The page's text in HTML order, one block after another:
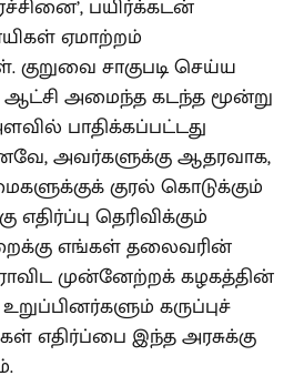
பயிர்க்கடன்
ஏமாற்றம்
குறுவை சாகுபடி செய்ய
ஆட்சி அமைந்த கடந்த மூன்று
பாதிக்கப்பட்டது
அவர்களுக்கு ஆதரவாக,
குரல் கொடுக்கும்
எதிர்ப்பு தெரிவிக்கும்
எங்கள் தலைவரின்
முன்னேற்றக் கழகத்தின்
கருப்புச்
எதிர்ப்பை இந்த அரசுக்கு